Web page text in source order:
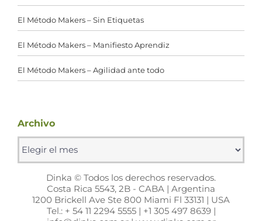
El Método Makers – Sin Etiquetas
El Método Makers – Manifiesto Aprendiz
El Método Makers – Agilidad ante todo
Archivo
Archivo
Dinka © Todos los derechos reservados.
Costa Rica 5543, 2B - CABA | Argentina
1200 Brickell Ave Ste 800 Miami Fl 33131 | USA
Tel.: + 54 11 2294 5555 | +1 305 497 8639 |